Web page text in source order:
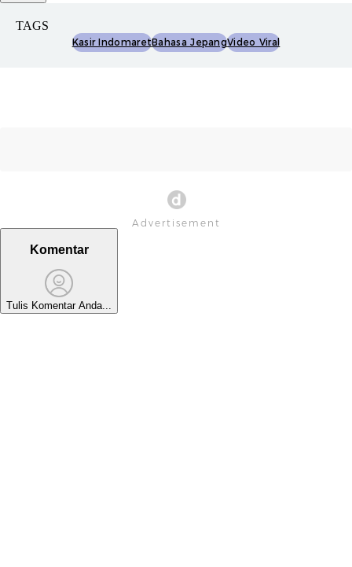
TAGS
Kasir IndomaretBahasa JepangVideo Viral
Komentar
Tulis Komentar Anda...